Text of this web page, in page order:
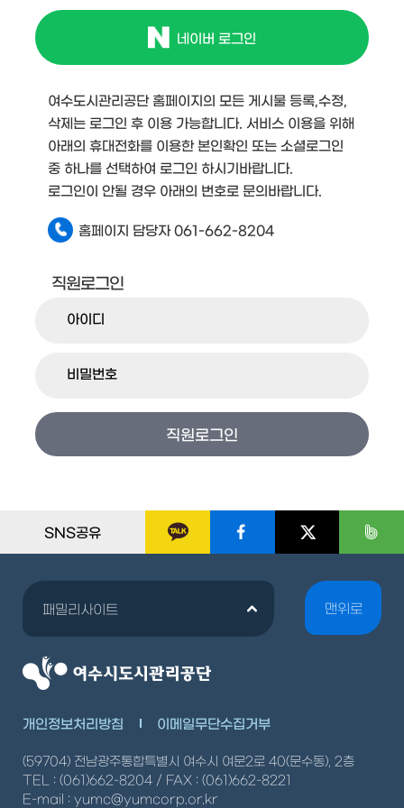
네이버 로그인
여수도시관리공단 홈페이지의 모든 게시물 등록,수정,
삭제는 로그인 후 이용 가능합니다. 서비스 이용을 위해
아래의 휴대전화를 이용한 본인확인 또는 소셜로그인
중 하나를 선택하여 로그인 하시기바랍니다.
로그인이 안될 경우 아래의 번호로 문의바랍니다.
홈페이지 담당자 061-662-8204
직원로그인
SNS공유
패밀리사이트
개인정보처리방침 이메일무단수집거부
(59704) 전남광주통합특별시 여수시 여문2로 40(문수동), 2층
TEL : (061)662-8204 / FAX : (061)662-8221
E-mail : yumc@yumcorp.or.kr
맨위로